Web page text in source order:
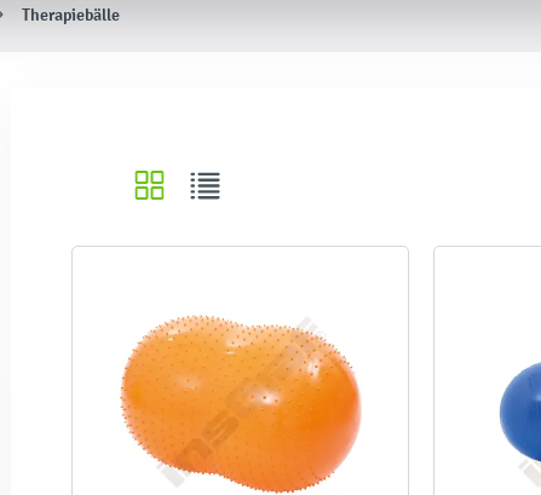
Therapiebälle